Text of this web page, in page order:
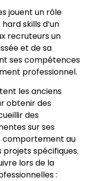
jouent un rôle
skills d’un
recruteurs un
et de sa
ses compétences
professionnel.
les anciens
obtenir des
des
sur ses
comportement au
spécifiques.
lors de la
: